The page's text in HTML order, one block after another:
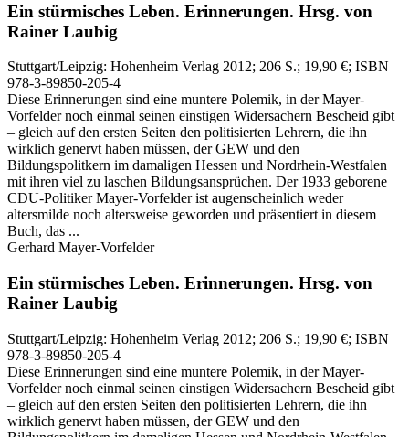
Ein stürmisches Leben. Erinnerungen. Hrsg. von
Rainer Laubig
Stuttgart/Leipzig: Hohenheim Verlag 2012; 206 S.; 19,90 €; ISBN
978-3-89850-205-4
Diese Erinnerungen sind eine muntere Polemik, in der Mayer-
Vorfelder noch einmal seinen einstigen Widersachern Bescheid gibt
– gleich auf den ersten Seiten den politisierten Lehrern, die ihn
wirklich genervt haben müssen, der GEW und den
Bildungspolitkern im damaligen Hessen und Nordrhein-Westfalen
mit ihren viel zu laschen Bildungsansprüchen. Der 1933 geborene
CDU-Politiker Mayer-Vorfelder ist augenscheinlich weder
altersmilde noch altersweise geworden und präsentiert in diesem
Buch, das ...
Gerhard Mayer-Vorfelder
Ein stürmisches Leben. Erinnerungen. Hrsg. von
Rainer Laubig
Stuttgart/Leipzig: Hohenheim Verlag 2012; 206 S.; 19,90 €; ISBN
978-3-89850-205-4
Diese Erinnerungen sind eine muntere Polemik, in der Mayer-
Vorfelder noch einmal seinen einstigen Widersachern Bescheid gibt
– gleich auf den ersten Seiten den politisierten Lehrern, die ihn
wirklich genervt haben müssen, der GEW und den